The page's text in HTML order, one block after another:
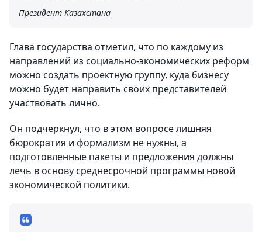
Президент Казахстана
Глава государства отметил, что по каждому из
направлений из социально-экономических реформ
можно создать проектную группу, куда бизнесу
можно будет направить своих представителей
участвовать лично.
Он подчеркнул, что в этом вопросе лишняя
бюрократия и формализм не нужны, а
подготовленные пакеты и предложения должны
лечь в основу среднесрочной программы новой
экономической политики.